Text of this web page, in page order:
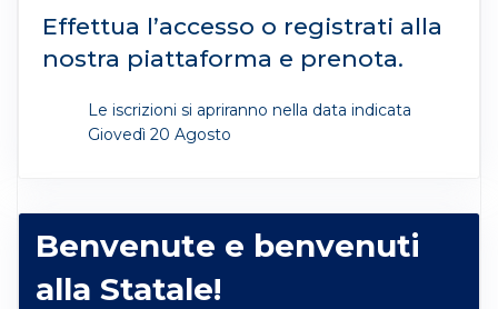
Effettua l’accesso o registrati alla
nostra piattaforma e prenota.
Le iscrizioni si apriranno nella data indicata
Giovedì 20 Agosto
Benvenute e benvenuti
alla Statale!